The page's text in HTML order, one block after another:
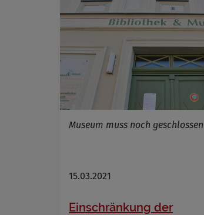
Museum muss noch
15.03.2021
Einschränkung der